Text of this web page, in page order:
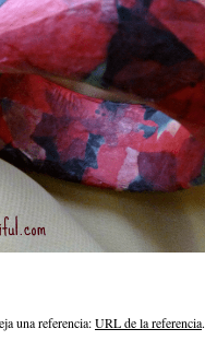
una referencia:URL de la referencia.